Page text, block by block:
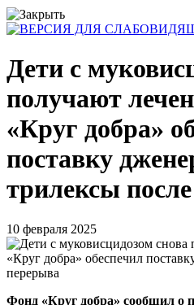
Дети с
получают
«Круг добра»
поставку
трилексы
10 февраля 2025
Фонд «Круг добра» сообщил о